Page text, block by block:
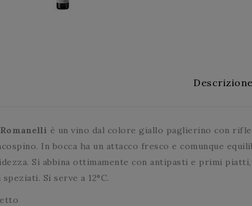
Descrizione
è un vino dal colore giallo paglierino con
In bocca ha un attacco fresco e comunque
Si abbina ottimamente con antipasti e primi
Si serve a 12°C.